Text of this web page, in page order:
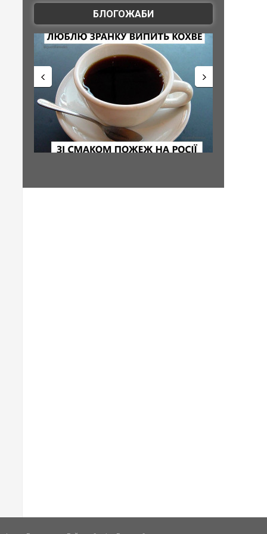
БЛОГОЖАБИ